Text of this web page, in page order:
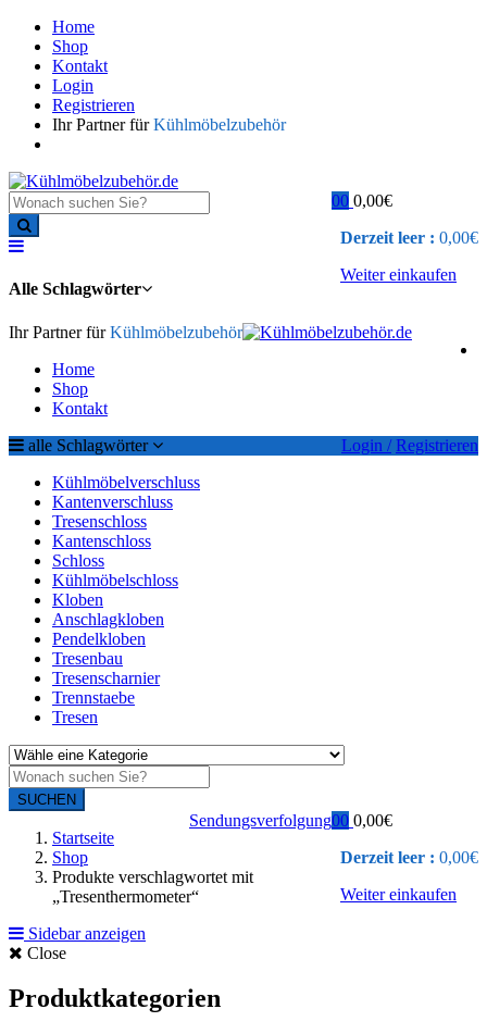
Home
Shop
Kontakt
Login
Registrieren
Ihr Partner fürKühlmöbelzubehör
0 0,00€
Derzeit leer : 0,00€
Weiter einkaufen
0
Alle Schlagwörter
Ihr Partner fürKühlmöbelzubehör
Home
Shop
Kontakt
Login / Registrieren
alle Schlagwörter
Kühlmöbelverschluss
Kantenverschluss
Tresenschloss
Kantenschloss
Schloss
Kühlmöbelschloss
Kloben
Anschlagkloben
Pendelkloben
Tresenbau
Tresenscharnier
Trennstaebe
Tresen
SUCHEN
0 0,00€
Derzeit leer : 0,00€
Weiter einkaufen
0
Sendungsverfolgung
Startseite
Shop
Produkte verschlagwortet mit
„Tresenthermometer“
Sidebar anzeigen
Close
Produktkategorien